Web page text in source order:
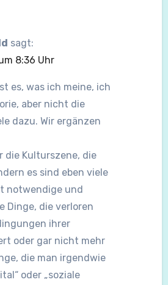
sagt:
8:36 Uhr
es, was ich meine, ich
aber nicht die
dazu. Wir ergänzen
die Kulturszene, die
es sind eben viele
notwendige und
Dinge, die verloren
ihrer
oder gar nicht mehr
die man irgendwie
oder „soziale